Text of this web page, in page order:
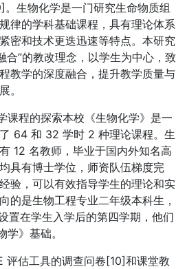
生物化学是一门研究生命物质组
律的学科基础课程，具有理论体系
密和技术更迭迅速等特点。本研究
合”的教改理念，以学生为中心，致
教学的深度融合，提升教学质量与
。
课程的探索本校《生物化学》是一
64 和 32 学时 2 种理论课程。生
12 名教师，毕业于国内外知名高
具有博士学位，师资队伍梯度完
验，可以有效指导学生的理论和实
的是生物工程专业二年级本科生，
置在学生入学后的第四学期，他们
学》基础。
评估工具的调查问卷[10]和课堂教